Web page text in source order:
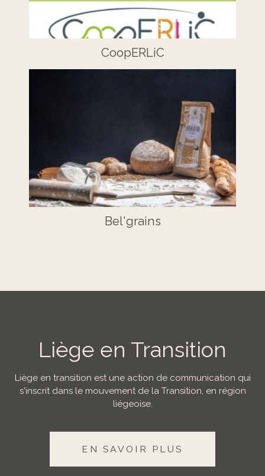
CoopERLiC
Bel'grains
Liège en Transition
Liège en transition est une action de communication qui
s'inscrit dans le mouvement de la Transition, en région
liégeoise.
EN SAVOIR PLUS